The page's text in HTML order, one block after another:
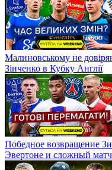
Малиновському не
Зінченко в Кубку Англії
Победное возвращение
Эвертоне и сложный